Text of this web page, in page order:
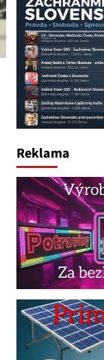
Reklama